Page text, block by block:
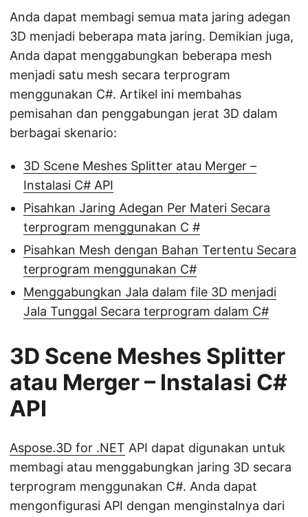
Anda dapat membagi semua mata jaring adegan
3D menjadi beberapa mata jaring. Demikian juga,
Anda dapat menggabungkan beberapa mesh
menjadi satu mesh secara terprogram
menggunakan C#. Artikel ini membahas
pemisahan dan penggabungan jerat 3D dalam
berbagai skenario:
3D Scene Meshes Splitter atau Merger –
Instalasi C# API
Pisahkan Jaring Adegan Per Materi Secara
terprogram menggunakan C #
Pisahkan Mesh dengan Bahan Tertentu Secara
terprogram menggunakan C#
Menggabungkan Jala dalam file 3D menjadi
Jala Tunggal Secara terprogram dalam C#
3D Scene Meshes Splitter
atau Merger – Instalasi C#
API
Aspose.3D for .NET API dapat digunakan untuk
membagi atau menggabungkan jaring 3D secara
terprogram menggunakan C#. Anda dapat
mengonfigurasi API dengan menginstalnya dari